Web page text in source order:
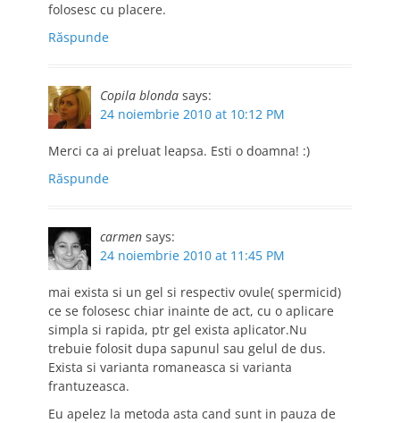
folosesc cu placere.
Răspunde
Copila blonda says:
24 noiembrie 2010 at 10:12 PM
Merci ca ai preluat leapsa. Esti o doamna! :)
Răspunde
carmen says:
24 noiembrie 2010 at 11:45 PM
mai exista si un gel si respectiv ovule( spermicid)
ce se folosesc chiar inainte de act, cu o aplicare
simpla si rapida, ptr gel exista aplicator.Nu
trebuie folosit dupa sapunul sau gelul de dus.
Exista si varianta romaneasca si varianta
frantuzeasca.
Eu apelez la metoda asta cand sunt in pauza de